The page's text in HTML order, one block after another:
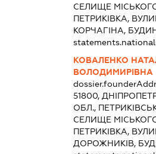
СЕЛИЩЕ
ПЕТРИКІВКА,
КОРЧАГІНА,
КОВАЛЕНКО
ВОЛОДИМИРІВНА
51800,
ОБЛ.,
СЕЛИЩЕ
ПЕТРИКІВКА,
ДОРОЖНИКІВ,